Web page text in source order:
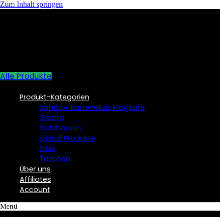
Zum Inhalt springen
Alle Produkte
Produkt-Kategorien
Safebox Kartenetuis Magsafe
Gastro
Geldbörsen
Kristall Produkte
Etuis
Taschen
Über uns
Affiliates
Account
Menü